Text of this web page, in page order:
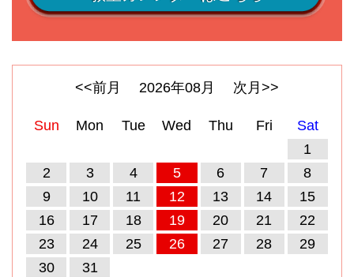
<<前月 2026年08月 次月>>
Sun Mon Tue Wed Thu Fri
Sat
1
2
3 4 5 6 7
8
9
10 11 12 13 14
15
16
17 18 19 20 21
22
23
24 25 26 27 28
29
30
31